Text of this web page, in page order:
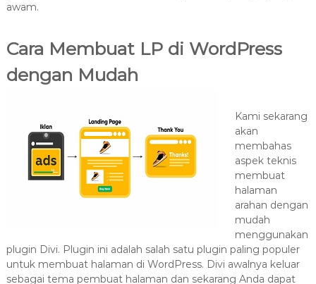
awam.
Cara Membuat LP di WordPress
dengan Mudah
Kami sekarang
akan
membahas
aspek teknis
membuat
halaman
arahan dengan
mudah
menggunakan
plugin Divi. Plugin ini adalah salah satu plugin paling populer
untuk membuat halaman di WordPress. Divi awalnya keluar
sebagai tema pembuat halaman dan sekarang Anda dapat